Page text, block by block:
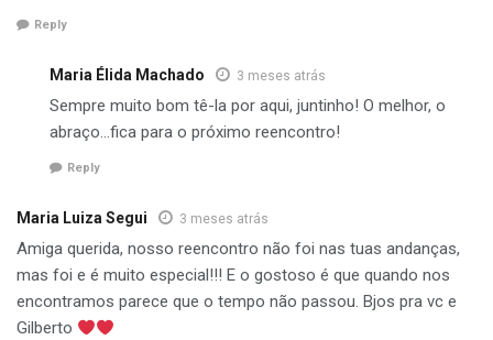
Reply
Maria Élida Machado 3 meses atrás
Sempre muito bom tê-la por aqui, juntinho! O melhor, o
abraço…fica para o próximo reencontro!
Reply
Maria Luiza Segui 3 meses atrás
Amiga querida, nosso reencontro não foi nas tuas andanças,
mas foi e é muito especial!!! E o gostoso é que quando nos
encontramos parece que o tempo não passou. Bjos pra vc e
Gilberto